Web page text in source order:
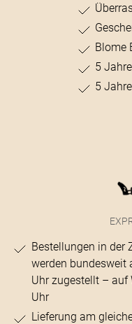
Blome
5
5
Bestellungen in der
werden bundesweit
Uhr zugestellt – auf
Uhr
Lieferung am